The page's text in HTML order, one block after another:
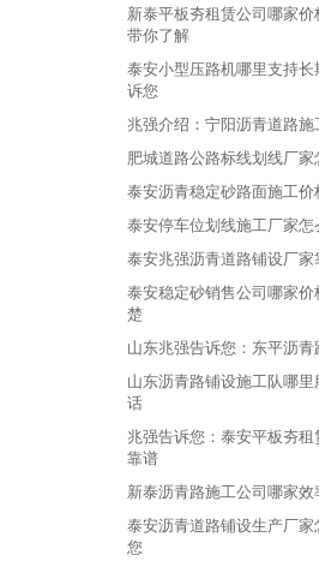
新泰平板夯租赁公司哪家
带你了解
泰安小型压路机哪里支持
诉您
兆强介绍：宁阳沥青道路
肥城道路公路标线划线厂家
泰安沥青稳定砂路面施工价
泰安停车位划线施工厂家
泰安兆强沥青道路铺设厂家
泰安稳定砂销售公司哪家
楚
山东兆强告诉您：东平沥
山东沥青路铺设施工队哪
话
兆强告诉您：泰安平板夯
靠谱
新泰沥青路施工公司哪家
泰安沥青道路铺设生产厂
您